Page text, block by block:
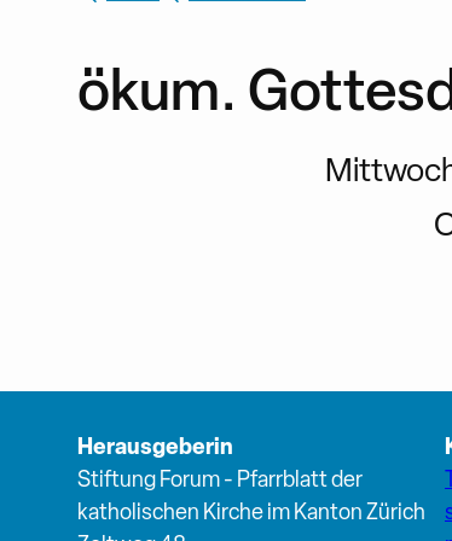
ökum.
Herausgeberin
Stiftung Forum - Pfarrblatt der
katholischen Kirche im Kanton Zürich